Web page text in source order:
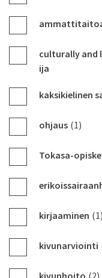
culturally and
ija
kaksikielinen
ohjaus (1)
Tokasa-
kirjaaminen (1)
kivunarviointi
kivunhoito (2)